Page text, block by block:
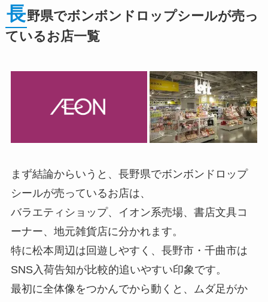
長野県でボンボンドロップシールが売っ
ているお店一覧
まず結論からいうと、長野県でボンボンドロップ
シールが売っているお店は、
バラエティショップ、イオン系売場、書店文具コ
ーナー、地元雑貨店に分かれます。
特に松本周辺は回遊しやすく、長野市・千曲市は
SNS入荷告知が比較的追いやすい印象です。
最初に全体像をつかんでから動くと、ムダ足がか